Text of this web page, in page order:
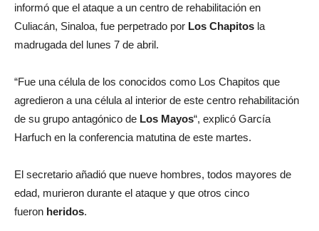
informó que el ataque a un centro de rehabilitación en
Culiacán, Sinaloa, fue perpetrado por Los Chapitos la
madrugada del lunes 7 de abril.
“Fue una célula de los conocidos como Los Chapitos que
agredieron a una célula al interior de este centro rehabilitación
de su grupo antagónico de Los Mayos“, explicó García
Harfuch en la conferencia matutina de este martes.
El secretario añadió que nueve hombres, todos mayores de
edad, murieron durante el ataque y que otros cinco
fueron heridos.